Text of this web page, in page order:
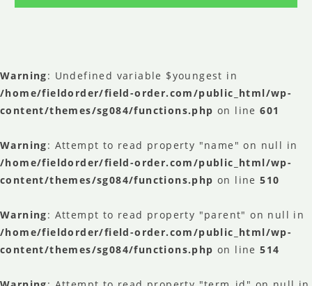
アクセス
提携カメラマン・求人情報
Warning: Undefined variable $youngest in
/home/fieldorder/field-order.com/public_html/wp-
content/themes/sg084/functions.php on line601
Warning: Attempt to read property "name" on null in
/home/fieldorder/field-order.com/public_html/wp-
content/themes/sg084/functions.php on line510
Warning: Attempt to read property "parent" on null in
/home/fieldorder/field-order.com/public_html/wp-
content/themes/sg084/functions.php on line514